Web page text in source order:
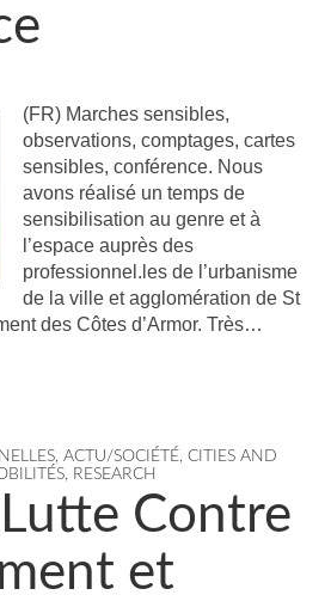
(FR) Marches sensibles,
observations, comptages, cartes
sensibles, conférence. Nous
avons réalisé un temps de
sensibilisation au genre et à
l’espace auprès des
professionnel.les de l’urbanisme
de la ville et agglomération de St
des Côtes d’Armor. Très…
, ACTU/SOCIÉTÉ, CITIES AND
, RESEARCH
Contre
et